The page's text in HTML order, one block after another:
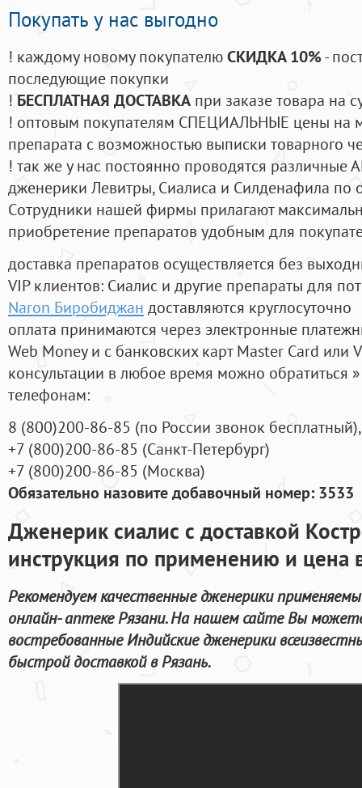
Покупать у нас выгодно
! каждому новому покупателюСКИДКА 10%-
последующие покупки
! БЕСПЛАТНАЯ ДОСТАВКА при заказе товара на
! оптовым покупателям СПЕЦИАЛЬНЫЕ цены на
препарата с возможностью выписки товарного
! так же у нас постоянно проводятся
дженерики Левитры, Сиалиса и Силденафила по
Cотрудники нашей фирмы прилагают
приобретение препаратов удобным для
доставка препаратов осуществляется без
VIP клиентов: Сиалис и другие препараты для
Naron Биробиджан доставляются круглосуточно
оплата принимаются через электронные
Web Money и с банковских карт Master Card или
консультации в любое время можно обратиться
телефонам:
8 (800)200-86-85 (по России звонок бесплатный),
+7 (800)200-86-85 (Санкт-Петербург)
+7 (800)200-86-85 (Москва)
Обязательно назовите добавочный номер: 3533
Дженерик сиалис с доставкой
инструкция по применению и цена
Рекомендуем качественные дженерики
онлайн- аптеке Рязани. На нашем сайте Вы
востребованные Индийские дженерики
быстрой доставкой в Рязань.